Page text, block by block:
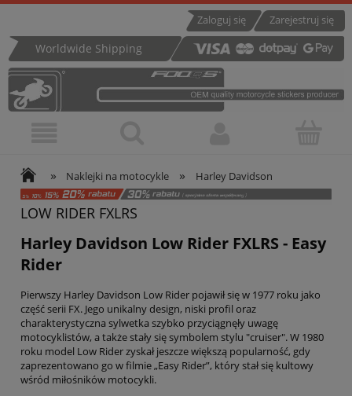
Zarejestruj się
Zaloguj się
Worldwide Shipping
» Naklejki na motocykle » Harley Davidson
LOW RIDER FXLRS
Harley Davidson Low Rider FXLRS - Easy
Rider
Pierwszy Harley Davidson Low Rider pojawił się w 1977 roku jako
część serii FX. Jego unikalny design, niski profil oraz
charakterystyczna sylwetka szybko przyciągnęły uwagę
motocyklistów, a także stały się symbolem stylu "cruiser". W 1980
roku model Low Rider zyskał jeszcze większą popularność, gdy
zaprezentowano go w filmie „Easy Rider”, który stał się kultowy
wśród miłośników motocykli.